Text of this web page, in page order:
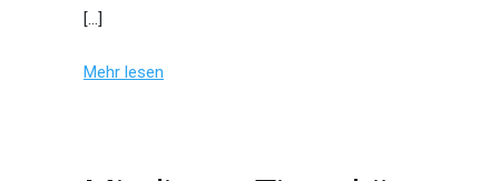
[…]
Mehr lesen